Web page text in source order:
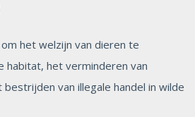
het welzijn van dieren te
habitat, het verminderen van
van illegale handel in wilde